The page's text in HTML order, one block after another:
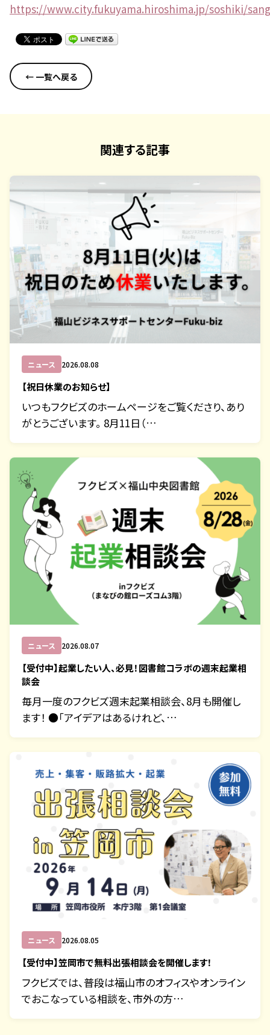
https://www.city.fukuyama.hiroshima.jp/soshiki/
← 一覧へ戻る
関連する記事
ニュース 2026.08.08
【祝日休業のお知らせ】
いつもフクビズのホームページをご覧くださり、あり
がとうございます。 8月11日（…
ニュース 2026.08.07
【受付中】起業したい人、必見！図書館コラボの週末起業相
談会
毎月一度のフクビズ週末起業相談会、8月も開催し
ます！ ●「アイデアはあるけれど、…
ニュース 2026.08.05
【受付中】笠岡市で無料出張相談会を開催します！
フクビズでは、普段は福山市のオフィスやオンライン
でおこなっている相談を、市外の方…